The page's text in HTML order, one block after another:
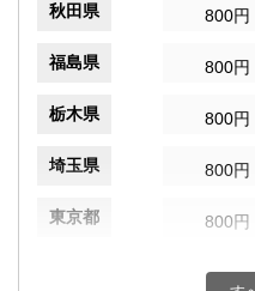
秋田県 800円
福島県 800円
栃木県 800円
埼玉県 800円
東京都 800円
800円